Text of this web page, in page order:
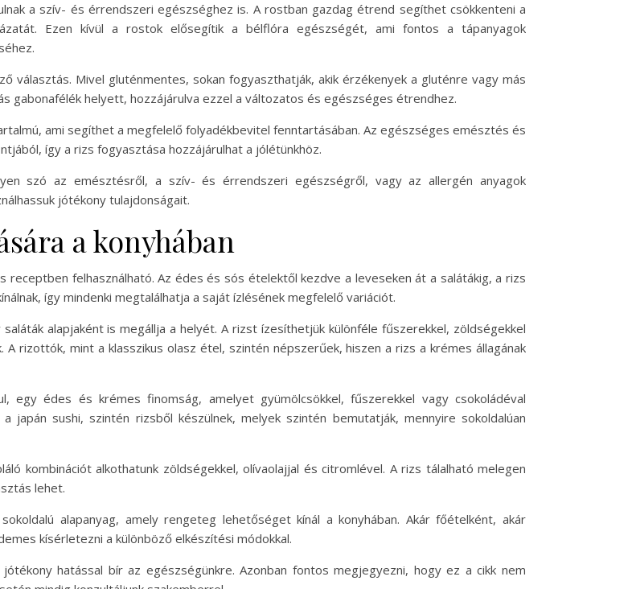
a szív- és érrendszeri egészséghez is. A rostban gazdag étrend segíthet csökkenteni a
Ezen kívül a rostok elősegítik a bélflóra egészségét, ami fontos a tápanyagok
választás. Mivel gluténmentes, sokan fogyaszthatják, akik érzékenyek a gluténre vagy más
gabonafélék helyett, hozzájárulva ezzel a változatos és egészséges étrendhez.
ami segíthet a megfelelő folyadékbevitel fenntartásában. Az egészséges emésztés és
így a rizs fogyasztása hozzájárulhat a jólétünkhöz.
szó az emésztésről, a szív- és érrendszeri egészségről, vagy az allergén anyagok
jótékony tulajdonságait.
a konyhában
receptben felhasználható. Az édes és sós ételektől kezdve a leveseken át a salátákig, a rizs
így mindenki megtalálhatja a saját ízlésének megfelelő variációt.
alapjaként is megállja a helyét. A rizst ízesíthetjük különféle fűszerekkel, zöldségekkel
rizottók, mint a klasszikus olasz étel, szintén népszerűek, hiszen a rizs a krémes állagának
egy édes és krémes finomság, amelyet gyümölcsökkel, fűszerekkel vagy csokoládéval
japán sushi, szintén rizsből készülnek, melyek szintén bemutatják, mennyire sokoldalúan
kombinációt alkothatunk zöldségekkel, olívaolajjal és citromlével. A rizs tálalható melegen
lehet.
alapanyag, amely rengeteg lehetőséget kínál a konyhában. Akár főételként, akár
kísérletezni a különböző elkészítési módokkal.
hatással bír az egészségünkre. Azonban fontos megjegyezni, hogy ez a cikk nem